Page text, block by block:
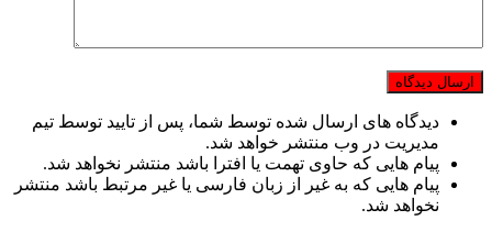
دیدگاه های ارسال شده توسط شما، پس از تایید توسط تیم
مدیریت در وب منتشر خواهد شد.
پیام هایی که حاوی تهمت یا افترا باشد منتشر نخواهد شد.
پیام هایی که به غیر از زبان فارسی یا غیر مرتبط باشد منتشر
نخواهد شد.